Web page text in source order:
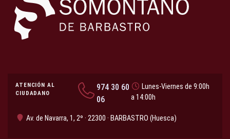
ATENCIÓN AL
CIUDADANO
974 30 60
06
Lunes-Viernes de 9:00h
a 14:00h
Av. de Navarra, 1, 2º · 22300 · BARBASTRO (Huesca)